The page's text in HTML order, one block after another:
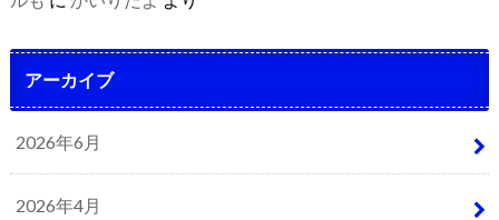
アーカイブ
2026年6月
2026年4月